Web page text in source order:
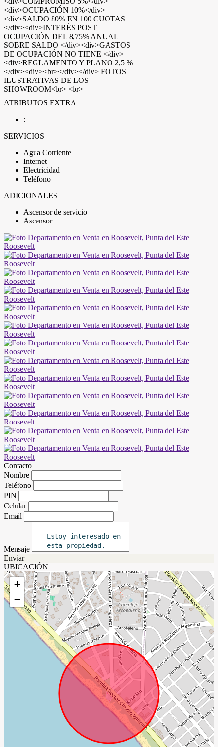
<div>OCUPACIÓN 10%</div>
<div>SALDO 80% EN 100 CUOTAS
</div><div>INTERÉS POST
OCUPACIÓN DEL 8,75% ANUAL
SOBRE SALDO </div><div>GASTOS
DE OCUPACIÓN NO TIENE </div>
<div>REGLAMENTO Y PLANO 2,5 %
</div><div><br></div></div> FOTOS
ILUSTRATIVAS DE LOS
SHOWROOM<br> <br>
ATRIBUTOS EXTRA
:
SERVICIOS
Agua Corriente
Internet
Electricidad
Teléfono
ADICIONALES
Ascensor de servicio
Ascensor
Contacto
Nombre
Teléfono
PIN
Celular
Email
Mensaje
Enviar
UBICACIÓN
+
−